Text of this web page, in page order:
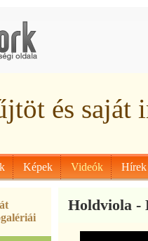
és saját
Képek Videók Hírek
Holdviola -